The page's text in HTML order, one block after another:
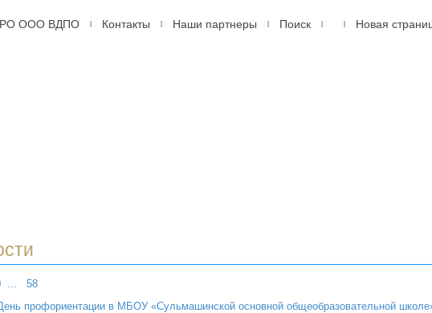
ООО ВДПО Контакты Наши партнеры Поиск Новая
...
58
профориентации в МБОУ «Сульмашинской основной общеобразовательной